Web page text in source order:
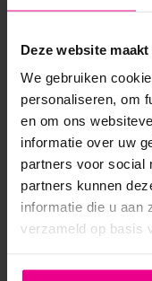
Deze website
We gebruiken
personaliseren, om
en om ons
informatie over uw
partners voor social
partners kunnen
informatie die u aan
verzameld op basis
ANDERE